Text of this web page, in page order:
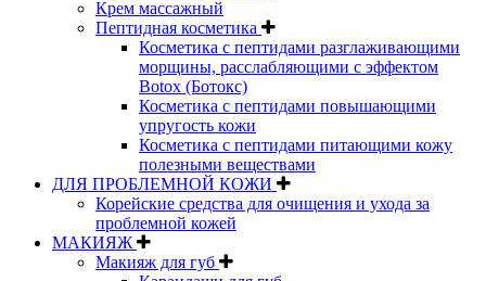
Крем массажный
Пептидная косметика
Косметика с пептидами разглаживающими
морщины, расслабляющими с эффектом
Botox (Ботокс)
Косметика с пептидами повышающими
упругость кожи
Косметика с пептидами питающими кожу
полезными веществами
ДЛЯ ПРОБЛЕМНОЙ КОЖИ
Корейские средства для очищения и ухода за
проблемной кожей
МАКИЯЖ
Макияж для губ